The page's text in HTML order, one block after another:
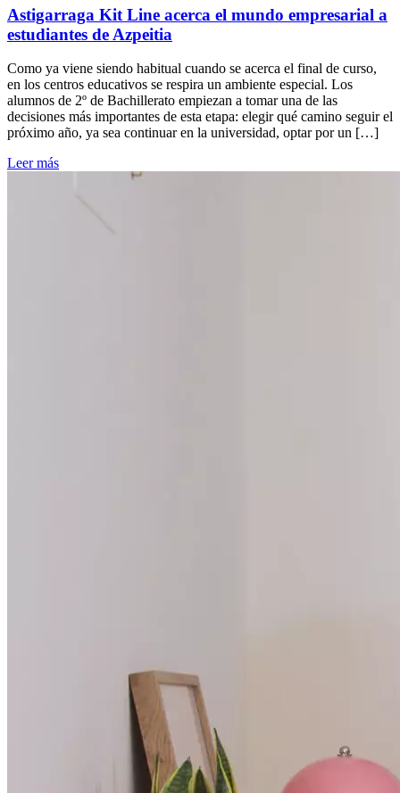
Astigarraga Kit Line acerca el mundo empresarial a
estudiantes de Azpeitia
Como ya viene siendo habitual cuando se acerca el final de curso,
en los centros educativos se respira un ambiente especial. Los
alumnos de 2º de Bachillerato empiezan a tomar una de las
decisiones más importantes de esta etapa: elegir qué camino seguir el
próximo año, ya sea continuar en la universidad, optar por un […]
Leer más